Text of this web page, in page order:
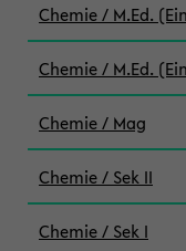
Chemie / M.Ed.
Chemie / M.Ed.
Chemie / Mag
Chemie / Sek II
Chemie / Sek I